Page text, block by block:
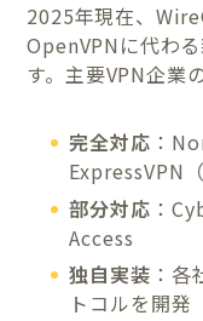
2025年現在、
OpenVPNに代わ
す。主要VPN企業
完全対応 ：
ExpressVPN
部分対応 ：
Access
独自実装 ：
トコルを開発